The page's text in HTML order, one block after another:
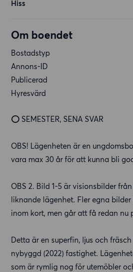
Hiss
Om boendet
Bostadstyp
Annons-ID
Publicerad
Hyresvärd
⭕️ SEMESTER, SENA SVAR
OBS! Lägenheten är en
vara max 30 år för att kunna bli
OBS 2. Bild 1-5 är visionsbilder
liknande lägenhet. Fler egna
inom kort, men går att få redan nu
Detta är en superfin, ljus och
nybyggd (2022) fastighet.
som är rymlig nog för utemöbler